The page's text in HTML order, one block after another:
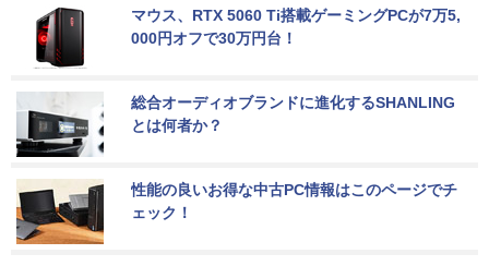
マウス、RTX 5060 Ti搭載ゲーミングPCが7万5,
000円オフで30万円台！
総合オーディオブランドに進化するSHANLING
とは何者か？
性能の良いお得な中古PC情報はこのページでチ
ェック！